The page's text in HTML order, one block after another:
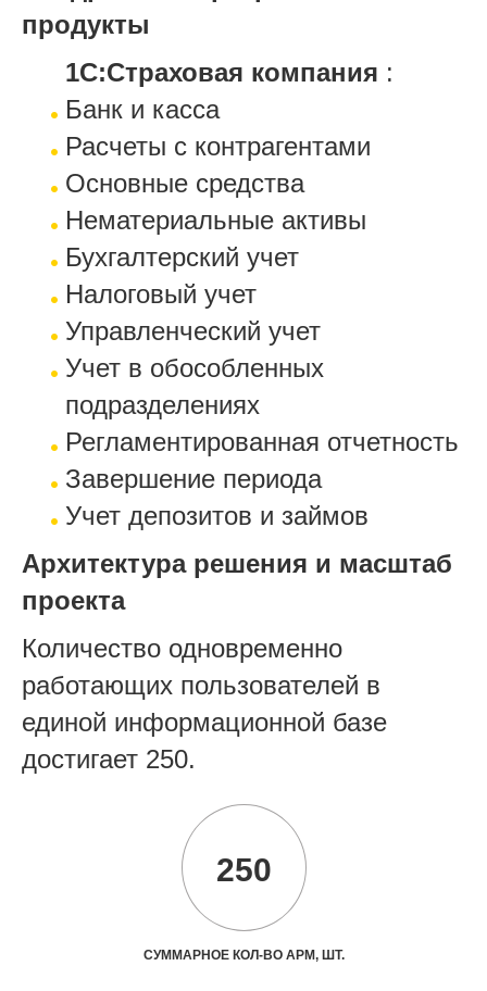
продукты
1С:Страховая компания :
Банк и касса
Расчеты с контрагентами
Основные средства
Нематериальные активы
Бухгалтерский учет
Налоговый учет
Управленческий учет
Учет в обособленных
подразделениях
Регламентированная отчетность
Завершение периода
Учет депозитов и займов
Архитектура решения и масштаб
проекта
Количество одновременно
работающих пользователей в
единой информационной базе
достигает 250.
250
СУММАРНОЕ КОЛ-ВО АРМ, ШТ.